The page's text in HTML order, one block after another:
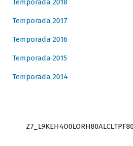
Temporada 2018
Temporada 2017
Temporada 2016
Temporada 2015
Temporada 2014